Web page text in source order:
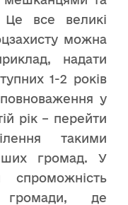
Це все великі
можна
надати
1-2 років
у
рік – перейти
такими
громад. У
громади, де